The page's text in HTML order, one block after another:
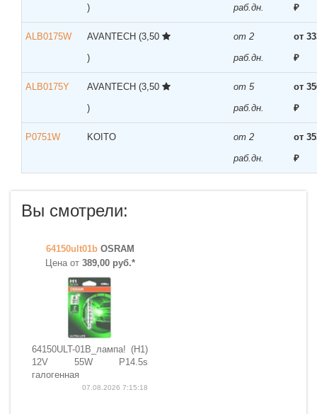
)
раб.дн.
₽
ALB0175W AVANTECH (3,50
)
от 2
раб.дн.
от
₽
ALB0175Y AVANTECH (3,50
)
от 5
раб.дн.
от
₽
P0751W KOITO
от 2
раб.дн.
от
₽
Вы смотрели:
64150ult01b OSRAM
Цена от 389,00 руб.*
64150ULT-01B_лампа! (H1)
12V 55W P14.5s
галогенная
07.08.2026 7:15:18